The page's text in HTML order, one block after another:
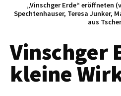
„Vinschger Erde“ eröffneten
Spechtenhauser, Teresa Junker,
aus
Vinschger
kleine